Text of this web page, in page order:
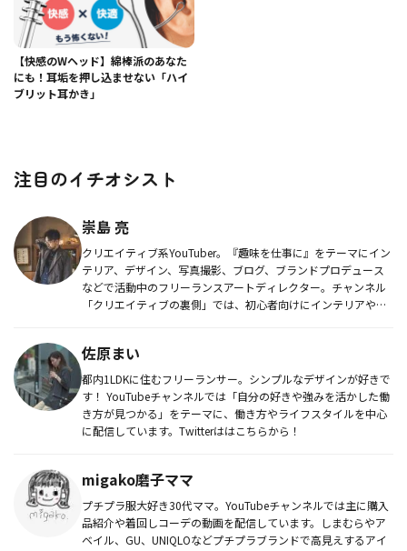
【快感のWヘッド】綿棒派のあなた
にも！耳垢を押し込ませない「ハイ
ブリット耳かき」
注目のイチオシスト
崇島 亮
クリエイティブ系YouTuber。『趣味を仕事に』をテーマにイン
テリア、デザイン、写真撮影、ブログ、ブランドプロデュース
などで活動中のフリーランスアートディレクター。チャンネル
「クリエイティブの裏側」では、初心者向けにインテリアや写
佐原まい
都内1LDKに住むフリーランサー。シンプルなデザインが好きで
す！ YouTubeチャンネルでは「自分の好きや強みを活かした働
き方が見つかる」をテーマに、働き方やライフスタイルを中心
に配信しています。Twitterははこちらから！
migako磨子ママ
プチプラ服大好き30代ママ。YouTubeチャンネルでは主に購入
品紹介や着回しコーデの動画を配信しています。しまむらやア
ベイル、GU、UNIQLOなどプチプラブランドで高見えするアイ